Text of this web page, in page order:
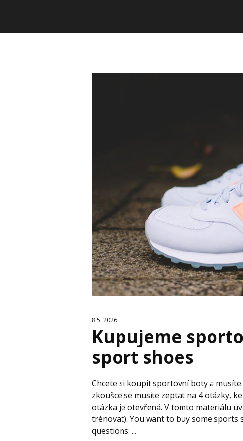
8.5. 2026
Kupujeme
sport shoes
Chcete si koupit sportovní boty a
zkoušce se musíte zeptat na 4 otázky,
otázka je otevřená. V tomto materiálu
trénovat). You want to buy some sports
questions: ...